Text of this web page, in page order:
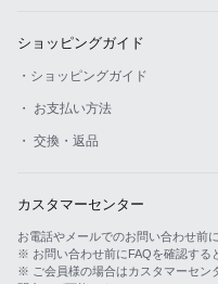
ショッピングガイド
・ショッピングガイド
・ お支払い方法
・ 交換・返品
カスタマーセンター
お電話やメールでのお問い合わせ前
※ お問い合わせ前にFAQを確認する
※ ご会員様の場合はカスタマーセン